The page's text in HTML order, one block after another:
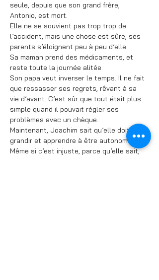
seule, depuis que son grand frère,
Antonio, est mort.
Elle ne se souvient pas trop trop de
l’accident, mais une chose est sûre, ses
parents s’éloignent peu à peu d’elle.
Sa maman prend des médicaments, et
reste toute la journée alitée.
Son papa veut inverser le temps. Il ne fait
que ressasser ses regrets, rêvant à sa
vie d’avant. C’est sûr que tout était plus
simple quand il pouvait régler ses
problèmes avec un chèque.
Maintenant, Joachim sait qu’elle doit
grandir et apprendre à être autonome.
Même si c’est injuste, parce qu’elle sait,